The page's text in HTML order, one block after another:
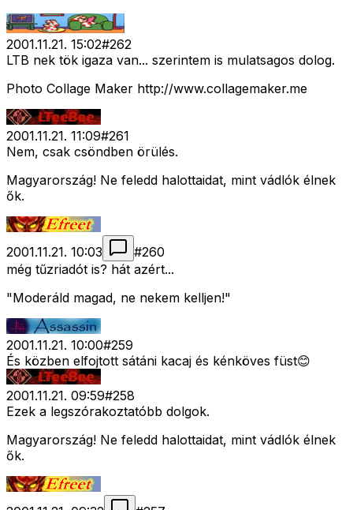
2001.11.21. 15:02#262
LTB nek tök igaza van... szerintem is mulatsagos dolog.
Photo Collage Maker http://www.collagemaker.me
2001.11.21. 11:09#261
Nem, csak csöndben örülés.
Magyarország! Ne feledd halottaidat, mint vádlók élnek
ők.
2001.11.21. 10:03 #260
még tűzriadót is? hát azért...
"Moderáld magad, ne nekem kelljen!"
2001.11.21. 10:00#259
És közben elfojtott sátáni kacaj és kénköves füst😊
2001.11.21. 09:59#258
Ezek a legszórakoztatóbb dolgok.
Magyarország! Ne feledd halottaidat, mint vádlók élnek
ők.